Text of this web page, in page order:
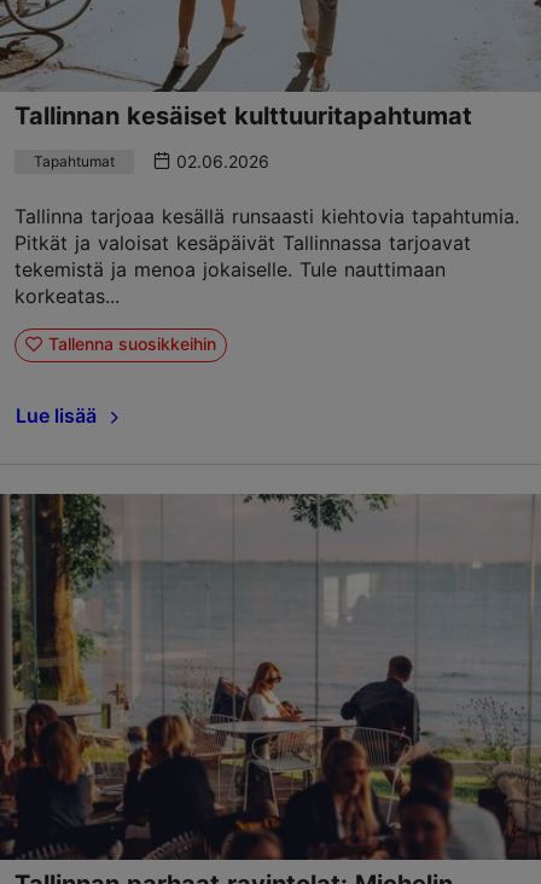
Tallinnan kesäiset kulttuuritapahtumat
Tapahtumat 02.06.2026
Tallinna tarjoaa kesällä runsaasti kiehtovia tapahtumia.
Pitkät ja valoisat kesäpäivät Tallinnassa tarjoavat
tekemistä ja menoa jokaiselle. Tule nauttimaan
korkeatas...
Tallenna suosikkeihin
Lue lisää